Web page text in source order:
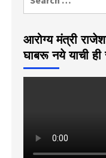
आरोग्य मंत्री
घाबरू नये याची